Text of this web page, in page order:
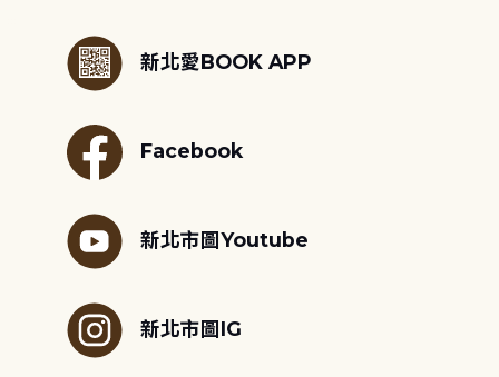
新北愛BOOK APP
Facebook
新北市圖Youtube
新北市圖IG